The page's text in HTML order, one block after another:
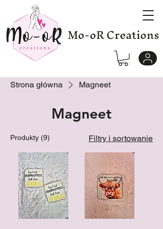
Mo-oR Creations
Strona główna Magneet
Magneet
Produkty (9) Filtry i sortowanie